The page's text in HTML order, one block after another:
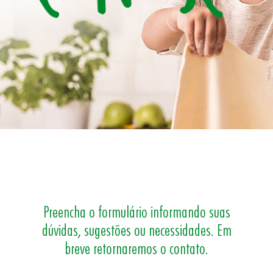
Preencha o formulário informando suas
dúvidas, sugestões ou necessidades. Em
breve retornaremos o contato.